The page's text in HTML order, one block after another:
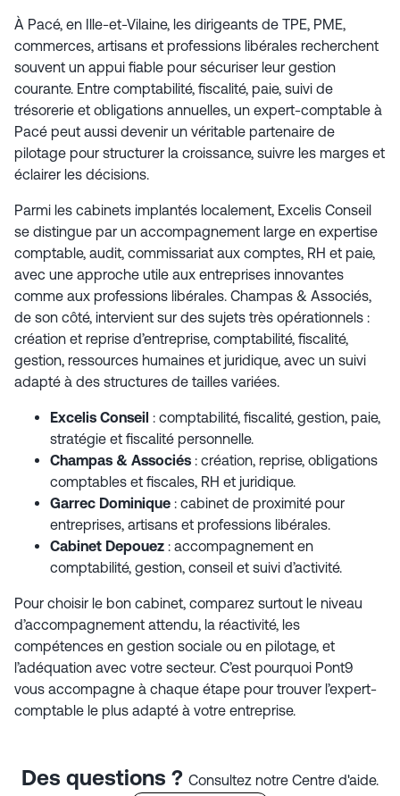
À Pacé, en Ille-et-Vilaine, les dirigeants de TPE, PME,
commerces, artisans et professions libérales recherchent
souvent un appui fiable pour sécuriser leur gestion
courante. Entre comptabilité, fiscalité, paie, suivi de
trésorerie et obligations annuelles, un expert-comptable à
Pacé peut aussi devenir un véritable partenaire de
pilotage pour structurer la croissance, suivre les marges et
éclairer les décisions.
Parmi les cabinets implantés localement, Excelis Conseil
se distingue par un accompagnement large en expertise
comptable, audit, commissariat aux comptes, RH et paie,
avec une approche utile aux entreprises innovantes
comme aux professions libérales. Champas & Associés,
de son côté, intervient sur des sujets très opérationnels :
création et reprise d’entreprise, comptabilité, fiscalité,
gestion, ressources humaines et juridique, avec un suivi
adapté à des structures de tailles variées.
Excelis Conseil : comptabilité, fiscalité, gestion, paie,
stratégie et fiscalité personnelle.
Champas & Associés : création, reprise, obligations
comptables et fiscales, RH et juridique.
Garrec Dominique : cabinet de proximité pour
entreprises, artisans et professions libérales.
Cabinet Depouez : accompagnement en
comptabilité, gestion, conseil et suivi d’activité.
Pour choisir le bon cabinet, comparez surtout le niveau
d’accompagnement attendu, la réactivité, les
compétences en gestion sociale ou en pilotage, et
l’adéquation avec votre secteur. C’est pourquoi Pont9
vous accompagne à chaque étape pour trouver l’expert-
comptable le plus adapté à votre entreprise.
Des questions ? Consultez notre Centre d'aide.